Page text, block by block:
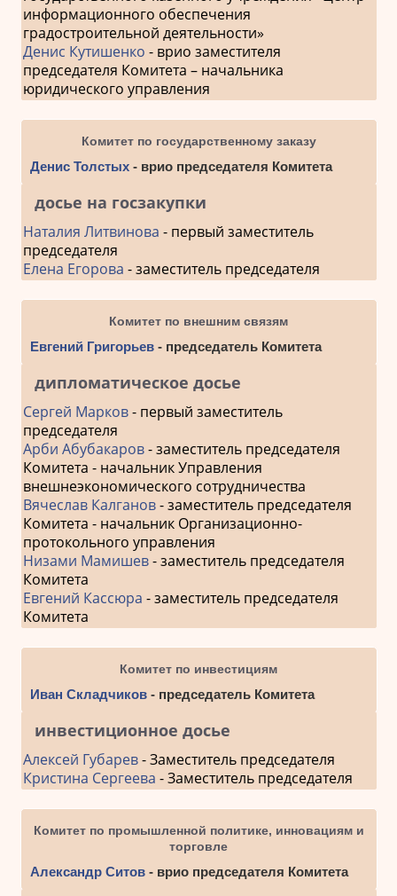
информационного обеспечения
градостроительной деятельности»
Денис Кутишенко - врио заместителя
председателя Комитета – начальника
юридического управления
Комитет по государственному заказу
Денис Толстых- врио председателя Комитета
досье на госзакупки
Наталия Литвинова - первый заместитель
председателя
Елена Егорова - заместитель председателя
Комитет по внешним связям
Евгений Григорьев- председатель Комитета
дипломатическое досье
Сергей Марков- первый заместитель
председателя
Арби Абубакаров- заместитель председателя
Комитета - начальник Управления
внешнеэкономического сотрудничества
Вячеслав Калганов- заместитель председателя
Комитета - начальник Организационно-
протокольного управления
Низами Мамишев- заместитель председателя
Комитета
Евгений Кассюра - заместитель председателя
Комитета
Комитет по инвестициям
Иван Складчиков- председатель Комитета
инвестиционное досье
Алексей Губарев- Заместитель председателя
Кристина Сергеева - Заместитель председателя
Комитет по промышленной политике, инновациям и
торговле
Александр Ситов- врио председателя Комитета